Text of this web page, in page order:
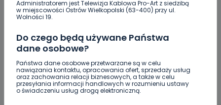
Administratorem jest Telewizja Kablowa Pro-Art z siedzibą
w miejscowości Ostrów Wielkopolski (63-400) przy ul.
Wolności 19.
Do czego będą używane Państwa
dane osobowe?
Państwa dane osobowe przetwarzane są w celu
nawiązania kontaktu, opracowania ofert, sprzedaży usług
oraz zachowania relacji biznesowych, a także w celu
przesyłania informacji handlowych w rozumieniu ustawy
o świadczeniu usług drogą elektroniczną.
06.08.2026 13:33
Krótka…
06.08.2026 12:32
Czysty magnez z potasem –…